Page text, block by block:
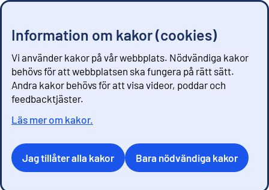
Information om kakor (cookies)
Vi använder kakor på vår webbplats. Nödvändiga kakor
behövs för att webbplatsen ska fungera på rätt sätt.
Andra kakor behövs för att visa videor, poddar och
feedbacktjäster.
Läs mer om kakor.
Jag tillåter alla kakor Bara nödvändiga kakor